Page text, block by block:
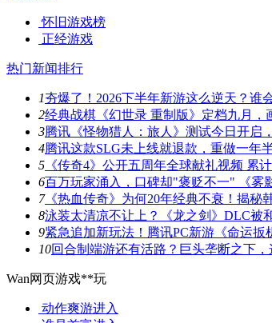
怀旧游戏榜
正经游戏
热门新闻排行
1夯爆了！2026下半年新游这么逆天？谁
2经典战棋《幻世录 重制版》定档九月，
3腾讯《怪物猎人：旅人》测试今日开启
4腾讯这款SLG未上线就退款，重做一年
5 《传奇4》公开五周年全球献礼视频 累
6百万玩家涌入，口碑却"褒贬不一" 《雾
7《热血传奇》为何20年经典不衰！揭秘
8泳装太清凉不让上？《龙之剑》DLC被
9紧急追加新玩法！腾讯PC新游《命运扳
10回合制端游还有活路？巨头垄断之下，
Wan网页游戏**玩
动作爽游进入